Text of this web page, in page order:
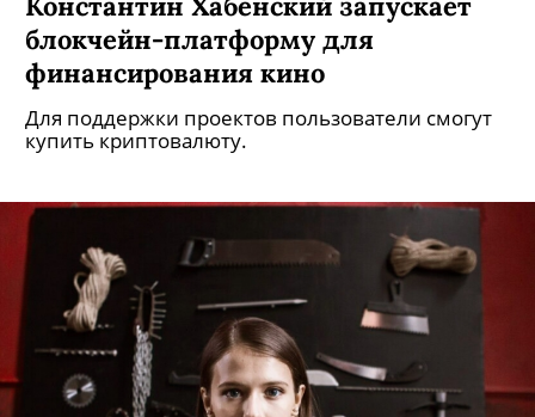
блокчейн-платформу для
финансирования кино
Для поддержки проектов пользователи смогут
купить криптовалюту.